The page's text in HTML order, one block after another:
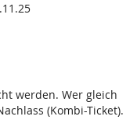
werden. Wer gleich
(Kombi-Ticket).